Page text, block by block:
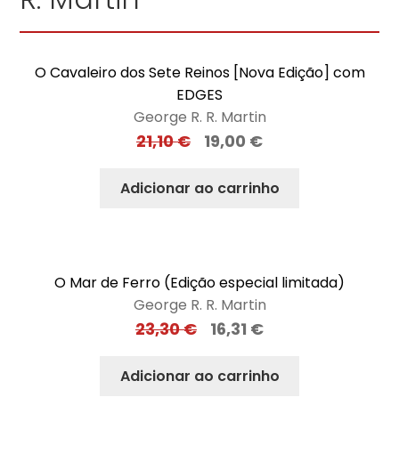
O Cavaleiro dos Sete Reinos [Nova Edição] com
EDGES
George R. R. Martin
21,10€ 19,00 €
Adicionar ao carrinho
O Mar de Ferro (Edição especial limitada)
George R. R. Martin
23,30€ 16,31 €
Adicionar ao carrinho